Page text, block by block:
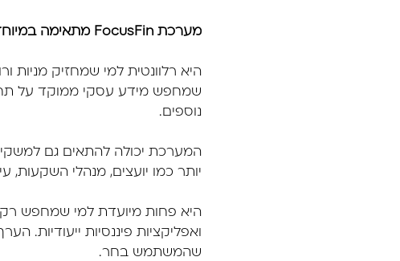
מערכת FocusFin מתאימה במיוחד למשקיעים שרוצים לעקוב אחרי חברות מעבר למחיר המניה.
היא רלוונטית למי שמחזיק מניות
שמחפש מידע עסקי ממוקד על
נוספים.
המערכת יכולה להתאים גם
יותר כמו יועצים, מנהלי השקעות,
היא פחות מיועדת למי שמחפש
שהמשתמש בחר.